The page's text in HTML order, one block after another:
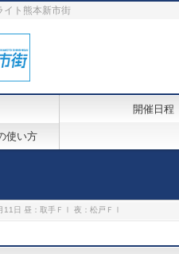
ト熊本新市街
開催日程
使い方
11日 昼：取手ＦⅠ 夜：松戸ＦⅠ